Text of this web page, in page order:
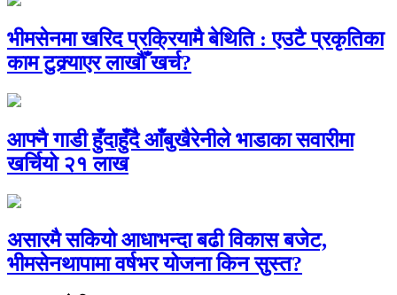
भीमसेनमा खरिद प्रक्रियामै बेथिति : एउटै प्रकृतिका
काम टुक्र्याएर लाखौँ खर्च?
आफ्नै गाडी हुँदाहुँदै आँबुखैरेनीले भाडाका सवारीमा
खर्चियो २१ लाख
असारमै सकियो आधाभन्दा बढी विकास बजेट,
भीमसेनथापामा वर्षभर योजना किन सुस्त?